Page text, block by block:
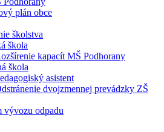
plán obce
školstva
škola
kapacít MŠ Podhorany
škola
asistent
dvojzmennej prevádzky ZŠ
vývozu odpadu